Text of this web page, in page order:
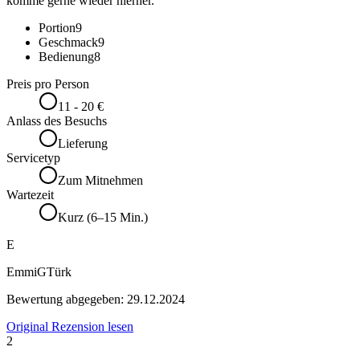
Portion9
Geschmack9
Bedienung8
Preis pro Person
11 - 20 €
Anlass des Besuchs
Lieferung
Servicetyp
Zum Mitnehmen
Wartezeit
Kurz (6–15 Min.)
E
EmmiGTürk
Bewertung abgegeben: 29.12.2024
Original Rezension lesen
2